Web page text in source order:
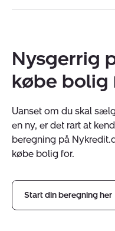
Nysgerrig
købe bolig
Uanset om du skal
en ny, er det rart at
beregning på
købe bolig for.
Start din beregning her